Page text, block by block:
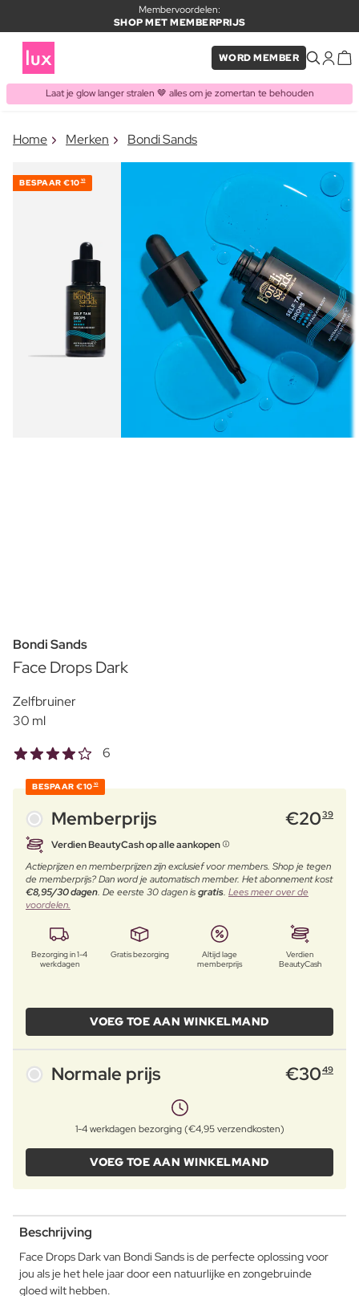
Membervoordelen:
SHOP MET MEMBERPRIJS
WORD MEMBER
Laat je glow langer stralen 🤎 alles om je zomertan te behouden
ITEM TOEGEVOEGD AAN
WINKELMAND
Home Merken Bondi Sands
BESPAAR €10 10
Bondi Sands
Face Drops Dark
Zelfbruiner
30 ml
6
BESPAAR €10 10
Memberprijs €2039
Verdien BeautyCash op alle aankopen
Actieprijzen en memberprijzen zijn exclusief voor members. Shop je tegen
de memberprijs? Dan word je automatisch member. Het abonnement kost
€8,95/30 dagen. De eerste 30 dagen isgratis. Lees meer over de
voordelen.
Bezorging in 1-4
werkdagen
Gratis bezorging
Altijd lage
memberprijs
Verdien
BeautyCash
VOEG TOE AAN WINKELMAND
Normale prijs €3049
1-4 werkdagen bezorging (€4,95 verzendkosten)
VOEG TOE AAN WINKELMAND
Beschrijving
Face Drops Dark van Bondi Sands is de perfecte oplossing voor
jou als je het hele jaar door een natuurlijke en zongebruinde
gloed wilt hebben.